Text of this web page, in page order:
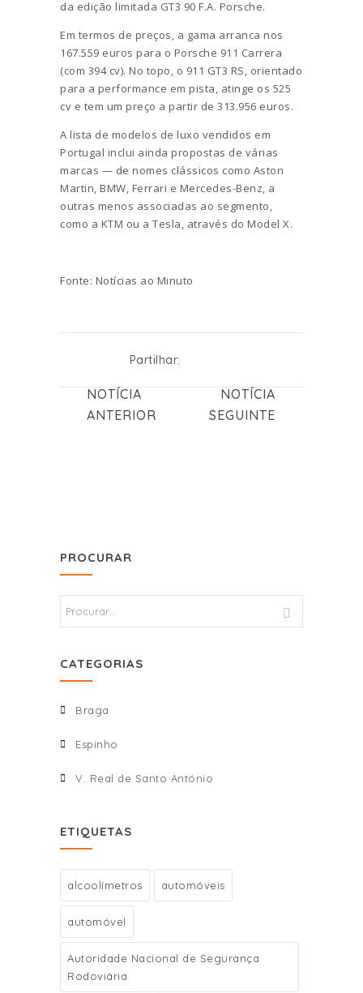
da edição limitada GT3 90 F.A. Porsche.
Em termos de preços, a gama arranca nos
167.559 euros para o Porsche 911 Carrera
(com 394 cv). No topo, o 911 GT3 RS, orientado
para a performance em pista, atinge os 525
cv e tem um preço a partir de 313.956 euros.
A lista de modelos de luxo vendidos em
Portugal inclui ainda propostas de várias
marcas — de nomes clássicos como Aston
Martin, BMW, Ferrari e Mercedes-Benz, a
outras menos associadas ao segmento,
como a KTM ou a Tesla, através do Model X.
Fonte: Notícias ao Minuto
Partilhar:
NOTÍCIA
ANTERIOR
NOTÍCIA
SEGUINTE
PROCURAR
CATEGORIAS
Braga
Espinho
V. Real de Santo António
ETIQUETAS
alcoolímetros automóveis
automóvel
Autoridade Nacional de Segurança
Rodoviária